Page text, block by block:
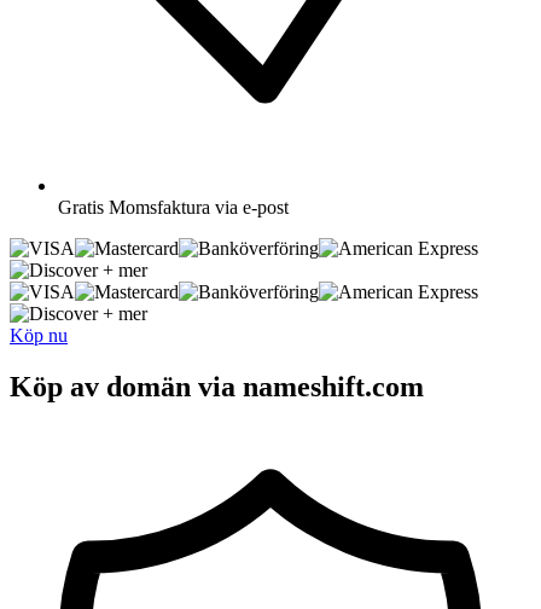
Gratis Momsfaktura via e-post
+ mer
+ mer
Köp nu
Köp av domän via nameshift.com